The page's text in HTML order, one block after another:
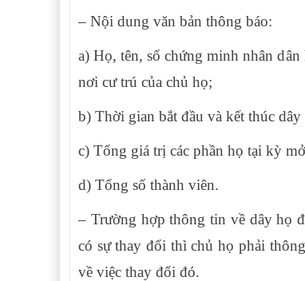
– Nội dung văn bản thông báo:
a) Họ, tên, số chứng minh nhân
nơi cư trú của chủ họ;
b) Thời gian bắt đầu và kết thúc dây
c) Tổng giá trị các phần họ tại kỳ
d) Tổng số thành viên.
– Trường hợp thông tin về dây họ
có sự thay đổi thì chủ họ phải
về việc thay đổi đó.